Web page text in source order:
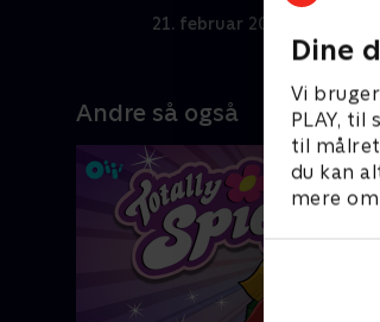
Dine
Vi
PLAY,
til
du kan
mere
21. februar 2023 • 21 min
Andre så også